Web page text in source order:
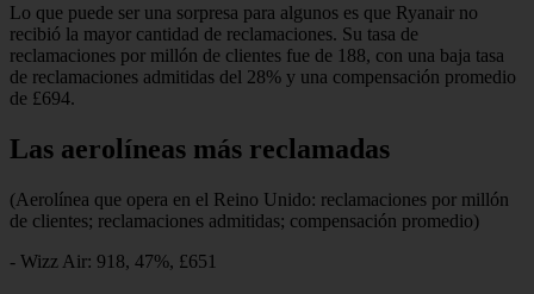
Lo que puede ser una sorpresa para algunos es que Ryanair no
recibió la mayor cantidad de reclamaciones. Su tasa de
reclamaciones por millón de clientes fue de 188, con una baja tasa
de reclamaciones admitidas del 28% y una compensación promedio
de £694.
Las aerolíneas más reclamadas
(Aerolínea que opera en el Reino Unido: reclamaciones por millón
de clientes; reclamaciones admitidas; compensación promedio)
- Wizz Air: 918, 47%, £651